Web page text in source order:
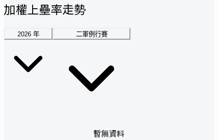
加權上壘率走勢
2026年 二軍例行賽
暫無資料